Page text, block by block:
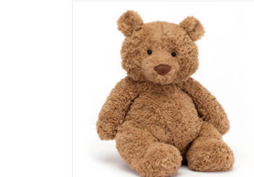
Bartholomew Bear M